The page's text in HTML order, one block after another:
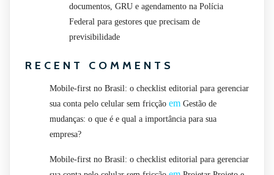
documentos, GRU e agendamento na Polícia
Federal para gestores que precisam de
previsibilidade
RECENT COMMENTS
Mobile-first no Brasil: o checklist editorial para gerenciar
sua conta pelo celular sem fricção em Gestão de
mudanças: o que é e qual a importância para sua
empresa?
Mobile-first no Brasil: o checklist editorial para gerenciar